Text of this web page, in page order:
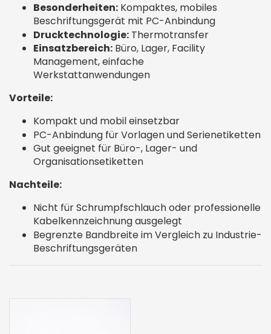
Besonderheiten: Kompaktes, mobiles
Beschriftungsgerät mit PC-Anbindung
Drucktechnologie: Thermotransfer
Einsatzbereich: Büro, Lager, Facility
Management, einfache
Werkstattanwendungen
Vorteile:
Kompakt und mobil einsetzbar
PC-Anbindung für Vorlagen und Serienetiketten
Gut geeignet für Büro-, Lager- und
Organisationsetiketten
Nachteile:
Nicht für Schrumpfschlauch oder professionelle
Kabelkennzeichnung ausgelegt
Begrenzte Bandbreite im Vergleich zu Industrie-
Beschriftungsgeräten